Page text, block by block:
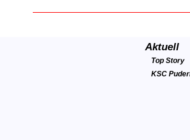
Aktuell
Top Story
KSC